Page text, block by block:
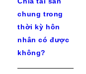
chung trong
thời kỳ hôn
nhân có được
không?